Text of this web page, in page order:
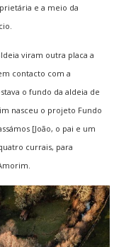
e a meio da
viram outra placa a
contacto com a
o fundo da aldeia de
nasceu o projeto Fundo
[João, o pai e um
currais, para